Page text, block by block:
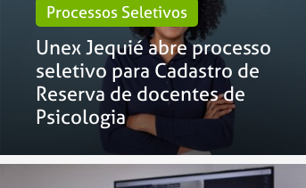
Processos Seletivos
Unex Jequié abre processo
seletivo para Cadastro de
Reserva de docentes de
Psicologia